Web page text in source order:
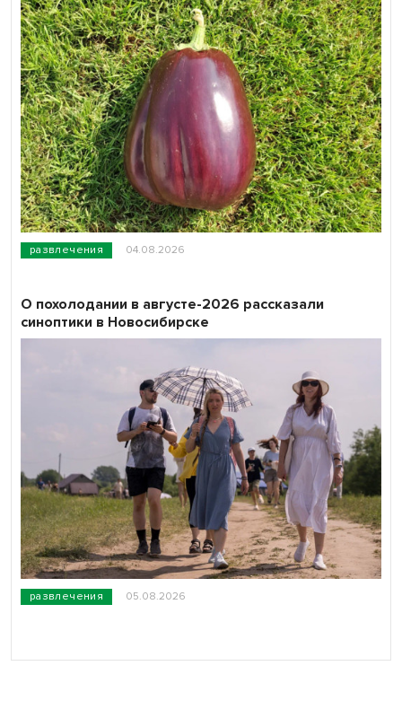
развлечения 04.08.2026
развлечения 05.08.2026
О похолодании в августе-2026 рассказали
синоптики в Новосибирске